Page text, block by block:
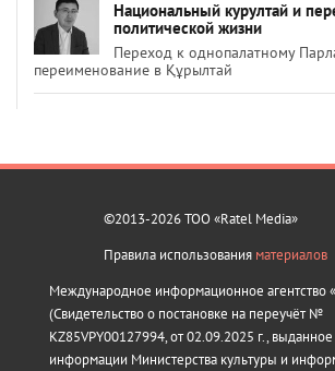
Национальный курултай и
политической жизни
Переход к однопалатному
переименование в Құрылтай
©2013-2026 ТОО «Ratel Media»
Правила использования материалов
Международное информационное агентство
(Свидетельство о постановке на переучёт №
KZ85VPY00127994, от 02.09.2025 г.,
информации Министерства культуры и